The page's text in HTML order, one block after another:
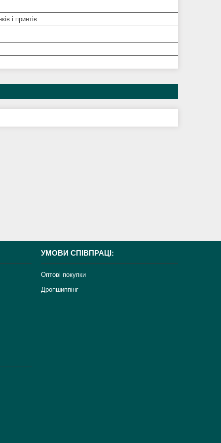
і принтів
УМОВИ СПІВПРАЦІ:
Оптові покупки
Дропшиппінг